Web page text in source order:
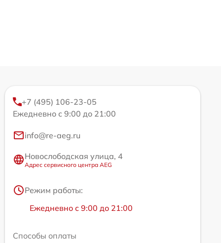
+7 (495) 106-23-05
Ежедневно с 9:00 до 21:00
info@re-aeg.ru
Новослободская улица, 4
Адрес сервисного центра AEG
Режим работы:
Ежедневно с 9:00 до 21:00
Способы оплаты